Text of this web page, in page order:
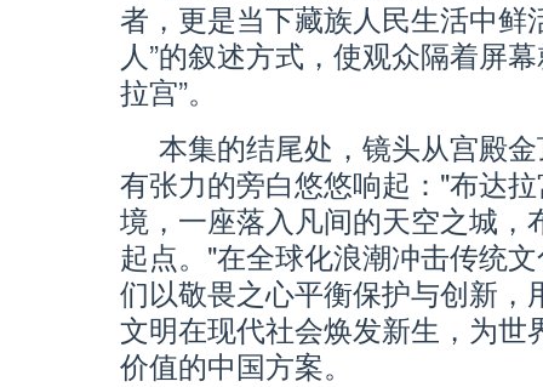
者，更是当下藏族人民生活中鲜
人”的叙述方式，使观众隔着屏
拉宫”。
本集的结尾处，镜头从宫殿
有张力的旁白悠悠响起："布达
境，一座落入凡间的天空之城
起点。"在全球化浪潮冲击传统
们以敬畏之心平衡保护与创新
文明在现代社会焕发新生，为
价值的中国方案。